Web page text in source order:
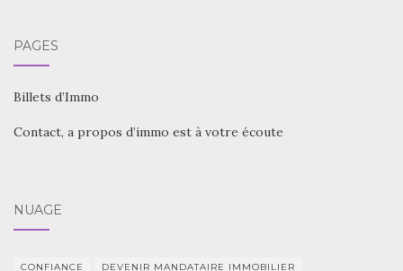
PAGES
Billets d’Immo
Contact, a propos d’immo est à votre écoute
NUAGE
CONFIANCE DEVENIR MANDATAIRE IMMOBILIER